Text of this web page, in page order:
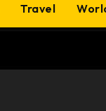
Travel